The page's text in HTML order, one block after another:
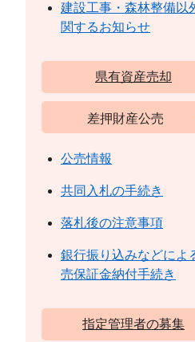
建設工事・森林整備以
関するお知らせ
県有資産売却
差押財産公売
公売情報
共同入札の手続き
落札後の注意事項
銀行振り込みなどによ
売保証金納付手続き
指定管理者の募集